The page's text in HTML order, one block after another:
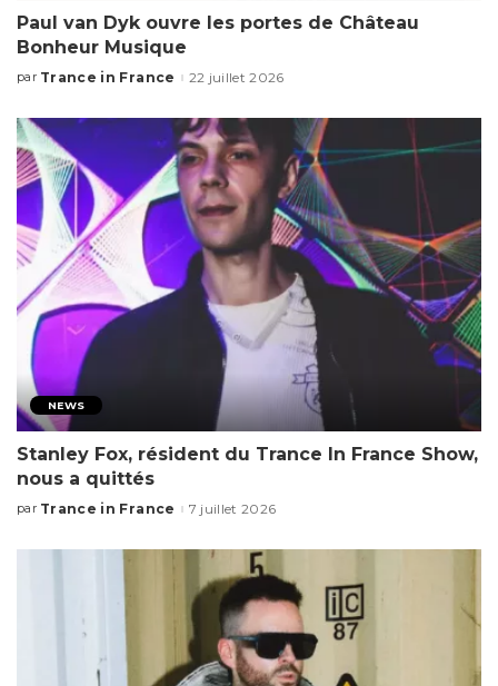
Paul van Dyk ouvre les portes de Château
Bonheur Musique
par Trance in France 22 juillet 2026
NEWS
Stanley Fox, résident du Trance In France Show,
nous a quittés
par Trance in France 7 juillet 2026